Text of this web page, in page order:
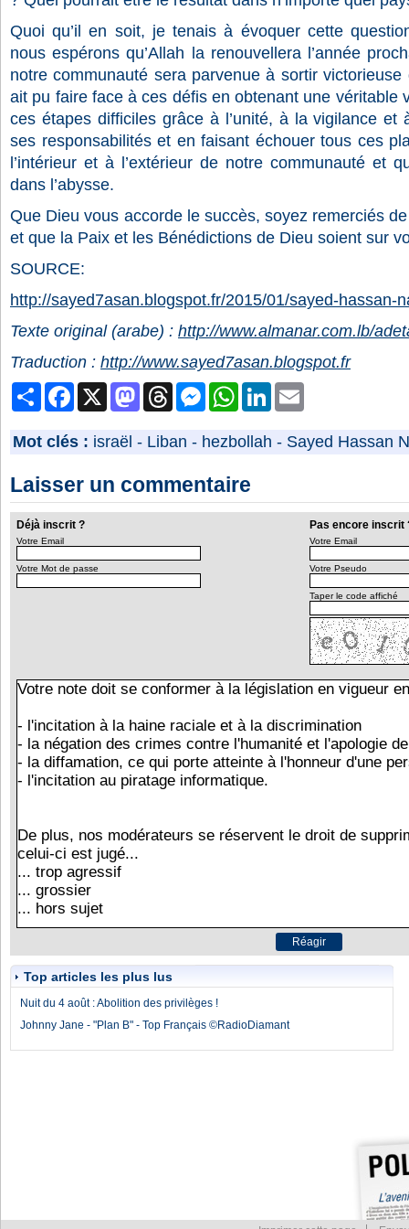
Quoi qu’il en soit, je tenais à évoquer cette
nous espérons qu’Allah la renouvellera l’année
notre communauté sera parvenue à sortir victorieuse
ait pu faire face à ces défis en obtenant une véritable
ces étapes difficiles grâce à l’unité, à la vigilance et
ses responsabilités et en faisant échouer tous ces
l’intérieur et à l’extérieur de notre communauté et
dans l’abysse.
Que Dieu vous accorde le succès, soyez remerciés
et que la Paix et les Bénédictions de Dieu soient sur
SOURCE:
http://sayed7asan.blogspot.fr/2015/01/sayed-hassan-
Texte original (arabe) : http://www.almanar.com.lb/
Traduction : http://www.sayed7asan.blogspot.fr
PartagerFacebook MastodonThreads MessengerWhatsAppLinkedIn
Mot clés : israël - Liban - hezbollah - Sayed Hassan
Laisser un commentaire
Déjà inscrit ? Pas encore inscrit
Votre Email
Votre Mot de passe
Votre Email
Votre Pseudo
Taper le code affiché
Top articles les plus lus
Nuit du 4 août : Abolition des privilèges !
Johnny Jane - "Plan B" - Top Français ©RadioDiamant